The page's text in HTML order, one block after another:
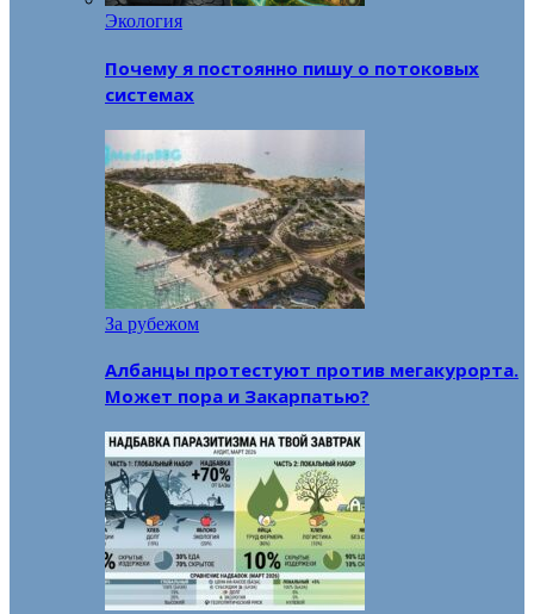
Экология
Почему я постоянно пишу о потоковых
системах
За рубежом
Албанцы протестуют против мегакурорта.
Может пора и Закарпатью?